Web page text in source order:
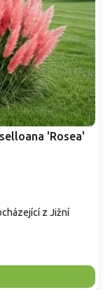
'Rosea'
z Jižní